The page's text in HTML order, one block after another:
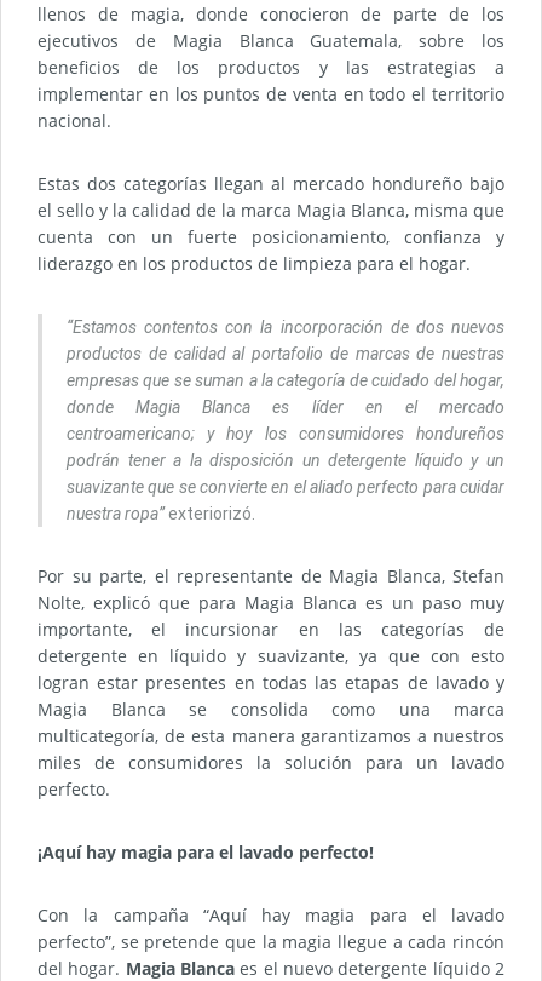
llenos de magia, donde conocieron de parte de los
ejecutivos de Magia Blanca Guatemala, sobre los
beneficios de los productos y las estrategias a
implementar en los puntos de venta en todo el territorio
nacional.
Estas dos categorías llegan al mercado hondureño bajo
el sello y la calidad de la marca Magia Blanca, misma que
cuenta con un fuerte posicionamiento, confianza y
liderazgo en los productos de limpieza para el hogar.
“Estamos contentos con la incorporación de dos nuevos
productos de calidad al portafolio de marcas de nuestras
empresas que se suman a la categoría de cuidado del hogar,
donde Magia Blanca es líder en el mercado
centroamericano; y hoy los consumidores hondureños
podrán tener a la disposición un detergente líquido y un
suavizante que se convierte en el aliado perfecto para cuidar
nuestra ropa”exteriorizó.
Por su parte, el representante de Magia Blanca, Stefan
Nolte, explicó que para Magia Blanca es un paso muy
importante, el incursionar en las categorías de
detergente en líquido y suavizante, ya que con esto
logran estar presentes en todas las etapas de lavado y
Magia Blanca se consolida como una marca
multicategoría, de esta manera garantizamos a nuestros
miles de consumidores la solución para un lavado
perfecto.
¡Aquí hay magia para el lavado perfecto!
Con la campaña “Aquí hay magia para el lavado
perfecto”, se pretende que la magia llegue a cada rincón
del hogar. Magia Blanca es el nuevo detergente líquido 2